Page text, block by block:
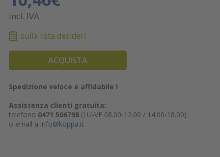
incl. IVA
sulla lista desideri
ACQUISTA
Spedizione veloce e affidabile !
Assistenza clienti gratuita:
telefono 0471 506798(LU-VE 08.00-12.00 / 14.00-18.00)
o email a info@koppa.it